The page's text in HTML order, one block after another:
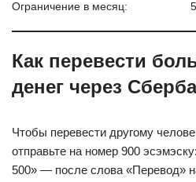
Ограничение в месяц:
Как перевести
денег через
Чтобы перевести другому
отправьте на номер 900
500» — после слова «Перевод»